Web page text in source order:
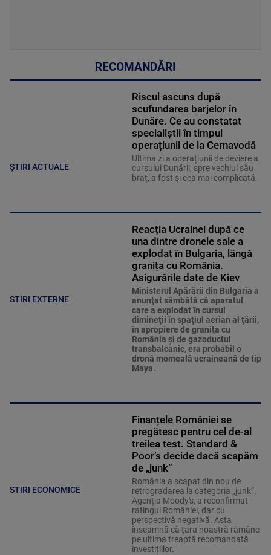
RECOMANDĂRI
ȘTIRI ACTUALE
Riscul ascuns după
scufundarea barjelor în
Dunăre. Ce au constatat
specialiștii în timpul
operațiunii de la Cernavodă
Ultima zi a operațiunii de deviere a
cursului Dunării, spre vechiul său
braț, a fost și cea mai complicată.
STIRI EXTERNE
Reacția Ucrainei după ce
una dintre dronele sale a
explodat în Bulgaria, lângă
granița cu România.
Asigurările date de Kiev
Ministerul Apărării din Bulgaria a
anunţat sâmbătă că aparatul
care a explodat în cursul
dimineţii în spaţiul aerian al ţării,
în apropiere de graniţa cu
România şi de gazoductul
transbalcanic, era probabil o
dronă momeală ucraineană de tip
Maya.
STIRI ECONOMICE
Finanțele României se
pregătesc pentru cel de-al
treilea test. Standard &
Poor’s decide dacă scapăm
de „junk”
România a scapat din nou de
retrogradarea la categoria „junk”.
Agenția Moody's, a reconfirmat
ratingul României, dar cu
perspectivă negativă. Asta
înseamnă că țara noastră rămâne
pe ultima treaptă recomandată
investițiilor.